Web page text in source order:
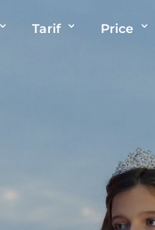
Tarif Price